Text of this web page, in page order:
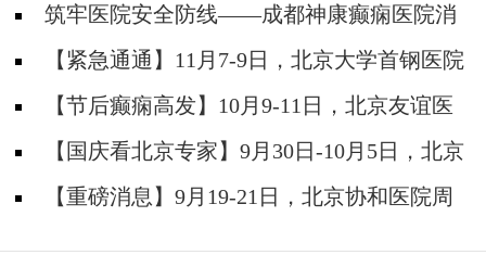
筑牢医院安全防线——成都神康癫痫医院消
防安全培训纪实
【紧急通通】11月7-9日，北京大学首钢医院
神经内科胡颖教授亲临成都会诊，破解癫痫疑难
【节后癫痫高发】10月9-11日，北京友谊医
院陈葵博士免费会诊+治疗援助，破解癫痫难
题！
【国庆看北京专家】9月30日-10月5日，北京
天坛&首钢医院两大专家蓉城亲诊+癫痫大额救
【重磅消息】9月19-21日，北京协和医院周